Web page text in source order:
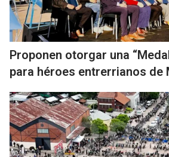
Proponen otorgar una
para héroes entrerrianos de